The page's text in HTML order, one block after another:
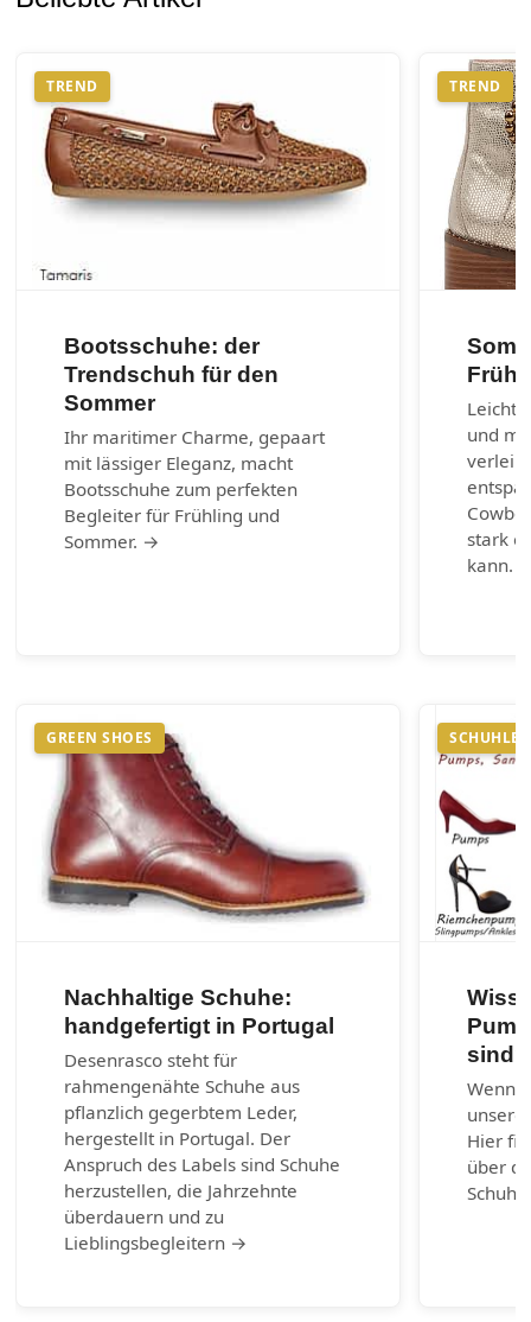
TREND
Bootsschuhe: der
Trendschuh für den
Sommer
Ihr maritimer Charme, gepaart
mit lässiger Eleganz, macht
Bootsschuhe zum perfekten
Begleiter für Frühling und
Sommer. →
TREND
und
stark
kann.
GREEN SHOES
Nachhaltige Schuhe:
handgefertigt in Portugal
Desenrasco steht für
rahmengenähte Schuhe aus
pflanzlich gegerbtem Leder,
hergestellt in Portugal. Der
Anspruch des Labels sind Schuhe
herzustellen, die Jahrzehnte
überdauern und zu
Lieblingsbegleitern →
sind?
Wenn
Hier
über